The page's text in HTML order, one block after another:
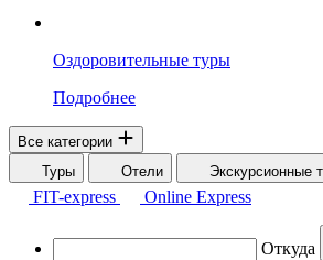
Оздоровительные туры
Подробнее
Все категории
Туры
Отели Экскурсионные
FIT-express
Online Express
Откуда